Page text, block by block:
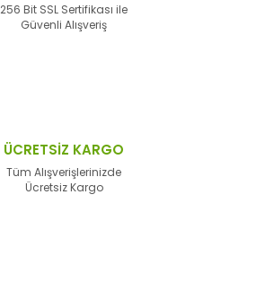
256 Bit SSL Sertifikası ile
Güvenli Alışveriş
ÜCRETSİZ KARGO
Tüm Alışverişlerinizde
Ücretsiz Kargo